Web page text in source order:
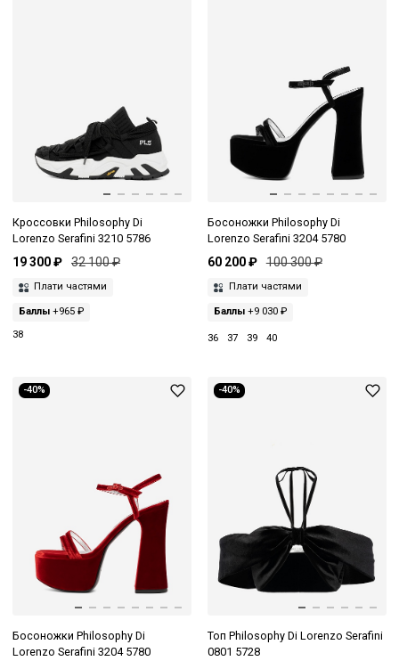
Кроссовки Philosophy Di
Lorenzo Serafini 3210 5786
19 300 ₽ 32 100 ₽
Плати частями
Баллы +965 ₽
38
Босоножки Philosophy Di
Lorenzo Serafini 3204 5780
60 200 ₽ 100 300 ₽
Плати частями
Баллы+9 030 ₽
36 37 39 40
-40%
Босоножки Philosophy Di
Lorenzo Serafini 3204 5780
-40%
Топ Philosophy Di Lorenzo Serafini
0801 5728